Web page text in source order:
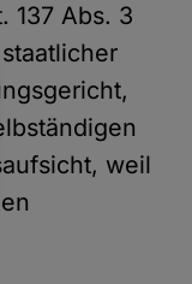
137 Abs. 3
weil